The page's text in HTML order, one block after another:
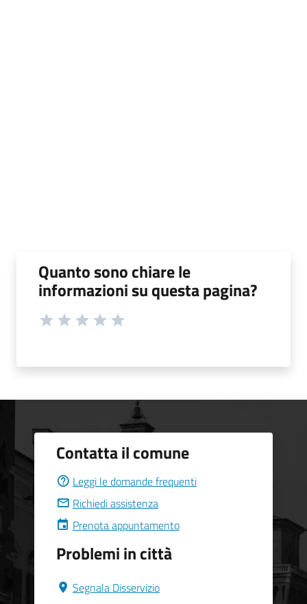
Quanto sono chiare le
informazioni su questa pagina?
Contatta il comune
Leggi le domande frequenti
Richiedi assistenza
Prenota appuntamento
Problemi in città
Segnala Disservizio